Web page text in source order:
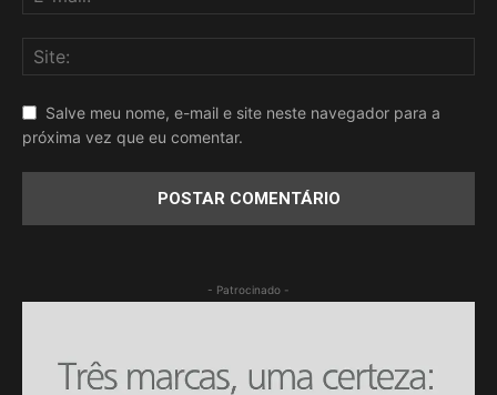
Salve meu nome, e-mail e site neste navegador para a
próxima vez que eu comentar.
- Patrocinado -